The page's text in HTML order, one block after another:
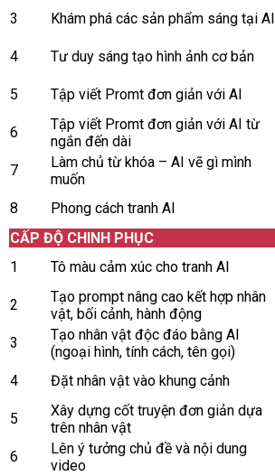
3
Khám phá các sản phẩm sáng tại AI
4
Tư duy sáng tạo hình ảnh cơ bản
5
Tập viết Promt đơn giản với AI
6
Tập viết Promt đơn giản với AI từ
ngắn đến dài
7
Làm chủ từ khóa – AI vẽ gì mình
muốn
8
Phong cách tranh AI
CẤP ĐỘ CHINH PHỤC
1
Tô màu cảm xúc cho tranh AI
2
Tạo prompt nâng cao kết hợp nhân
vật, bối cảnh, hành động
3
Tạo nhân vật độc đáo bằng AI
(ngoại hình, tính cách, tên gọi)
4
Đặt nhân vật vào khung cảnh
5
Xây dựng cốt truyện đơn giản dựa
trên nhân vật
6
Lên ý tưởng chủ đề và nội dung
video